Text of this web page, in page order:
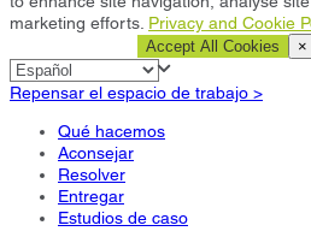
marketing efforts. Privacy and Cookie
Accept All Cookies ×
Repensar el espacio de trabajo >
Qué hacemos
Aconsejar
Resolver
Entregar
Estudios de caso